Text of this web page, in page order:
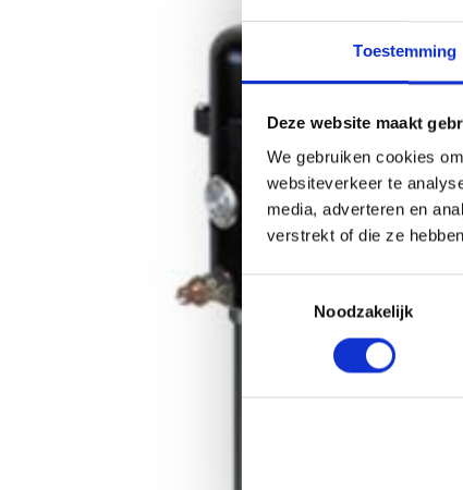
Toestemming
Deze website maakt
We gebruiken cookies
websiteverkeer te
media, adverteren en
verstrekt of die ze
Noodzakelijk